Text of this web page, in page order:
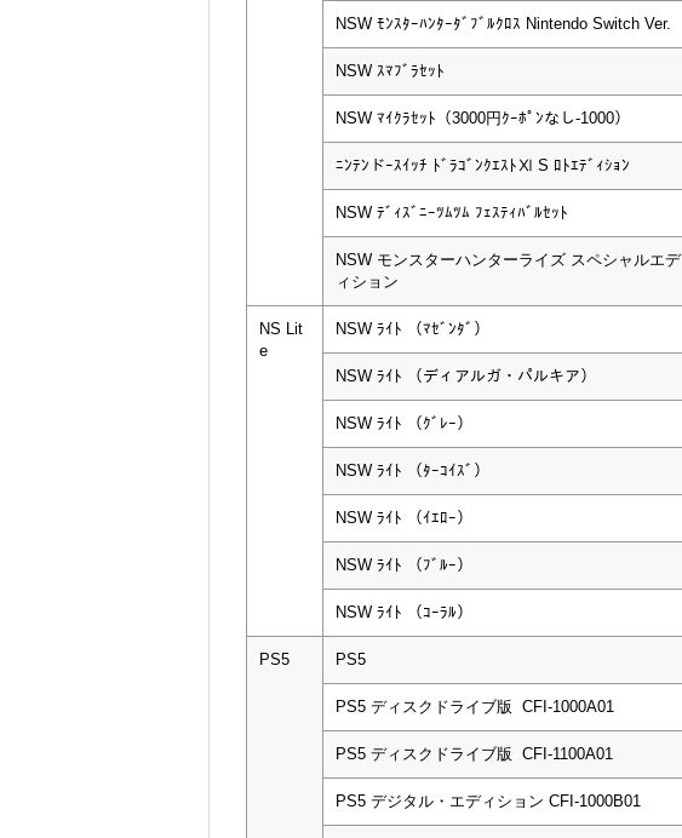
NSW ﾓﾝｽﾀｰﾊﾝﾀｰﾀﾞﾌﾞﾙｸﾛｽ Nintendo Switch Ver.
NSW ｽﾏﾌﾞﾗｾｯﾄ
NSW ﾏｲｸﾗｾｯﾄ（3000円ｸｰﾎﾟﾝなし-1000）
ﾆﾝﾃﾝドｰｽｲｯﾁ ﾄﾞﾗｺﾞﾝｸｴｽﾄⅪ S ﾛﾄｴﾃﾞｨｼｮﾝ
NSW ﾃﾞｨｽﾞﾆｰﾂﾑﾂﾑ ﾌｪｽﾃｨﾊﾞﾙｾｯﾄ
NSW モンスターハンターライズ スペシャルエデ
ィション
NS Lit
e
NSW ﾗｲﾄ （ﾏｾﾞﾝﾀﾞ）
NSW ﾗｲﾄ （ディアルガ・パルキア）
NSW ﾗｲﾄ （ｸﾞﾚｰ）
NSW ﾗｲﾄ （ﾀｰｺｲｽﾞ）
NSW ﾗｲﾄ （ｲｴﾛｰ）
NSW ﾗｲﾄ （ﾌﾞﾙｰ）
NSW ﾗｲﾄ （ｺｰﾗﾙ）
PS5 PS5
PS5 ディスクドライブ版 CFI-1000A01
PS5 ディスクドライブ版 CFI-1100A01
PS5 デジタル・エディション CFI-1000B01